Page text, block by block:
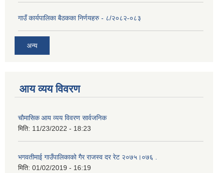
गाउँ कार्यपालिका बैठकका निर्णयहरु - ८/२०८२-०८३
अन्य
आय व्यय विवरण
चाैमासिक आय व्यय विवरण सार्वजनिक
मिति: 11/23/2022 - 18:23
भगवतीमाई गाउँपालिकाको गैर राजस्व दर रेट २०७५।०७६ .
मिति: 01/02/2019 - 16:19